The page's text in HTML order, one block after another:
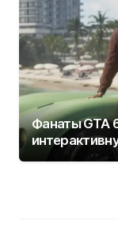
Фанаты GTA